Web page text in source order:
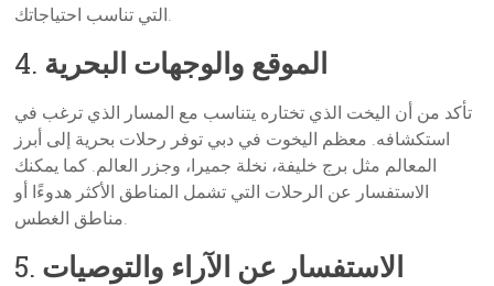
التي تناسب احتياجاتك.
4. الموقع والوجهات البحرية
تأكد من أن اليخت الذي تختاره يتناسب مع المسار الذي ترغب في
استكشافه. معظم اليخوت في دبي توفر رحلات بحرية إلى أبرز
المعالم مثل برج خليفة، نخلة جميرا، وجزر العالم. كما يمكنك
الاستفسار عن الرحلات التي تشمل المناطق الأكثر هدوءًا أو
مناطق الغطس.
5. الاستفسار عن الآراء والتوصيات